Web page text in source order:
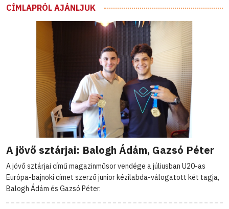
CÍMLAPRÓL AJÁNLJUK
A jövő sztárjai: Balogh Ádám, Gazsó Péter
A jövő sztárjai című magazinműsor vendége a júliusban U20-as
Európa-bajnoki címet szerző junior kézilabda-válogatott két tagja,
Balogh Ádám és Gazsó Péter.